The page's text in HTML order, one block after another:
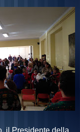
il Presidente della